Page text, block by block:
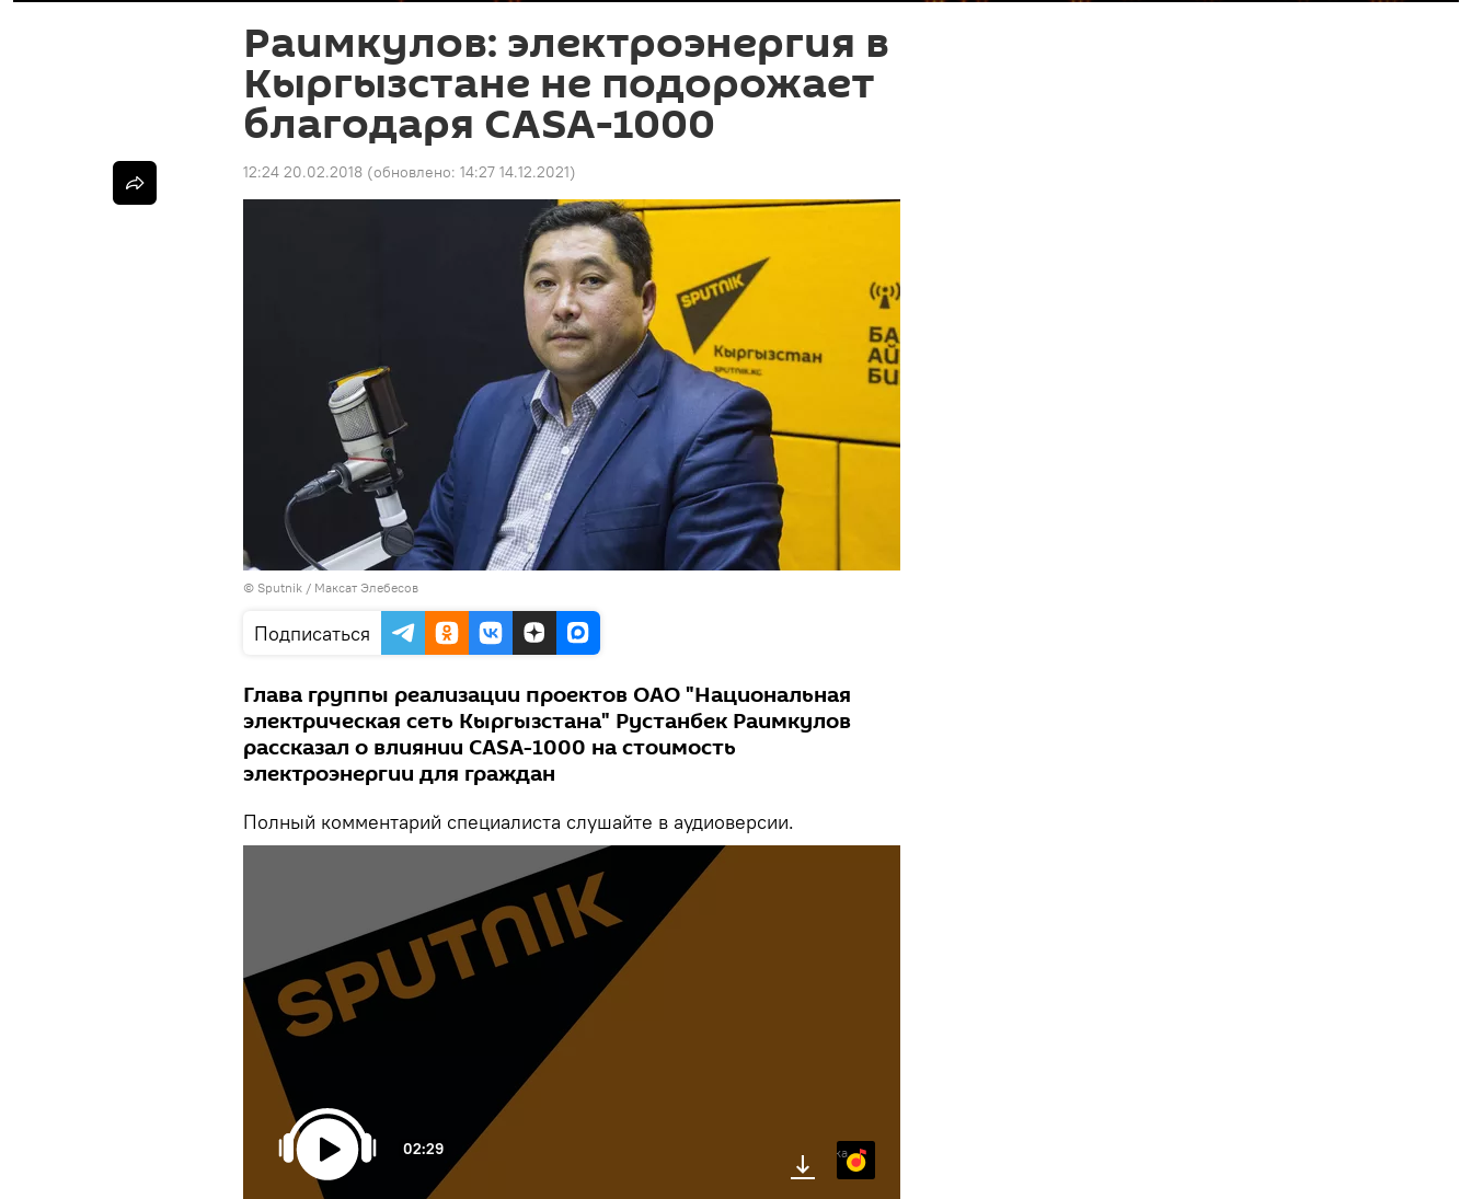
Раимкулов: электроэнергия в
Кыргызстане не подорожает
благодаря CASA-1000
12:24 20.02.2018 (обновлено: 14:27 14.12.2021)
© Sputnik / Максат Элебесов
Подписаться
Глава группы реализации проектов ОАО "Национальная
электрическая сеть Кыргызстана" Рустанбек Раимкулов
рассказал о влиянии CASA-1000 на стоимость
электроэнергии для граждан
Полный комментарий специалиста слушайте в аудиоверсии.
02:29 Яндекс.Музыка